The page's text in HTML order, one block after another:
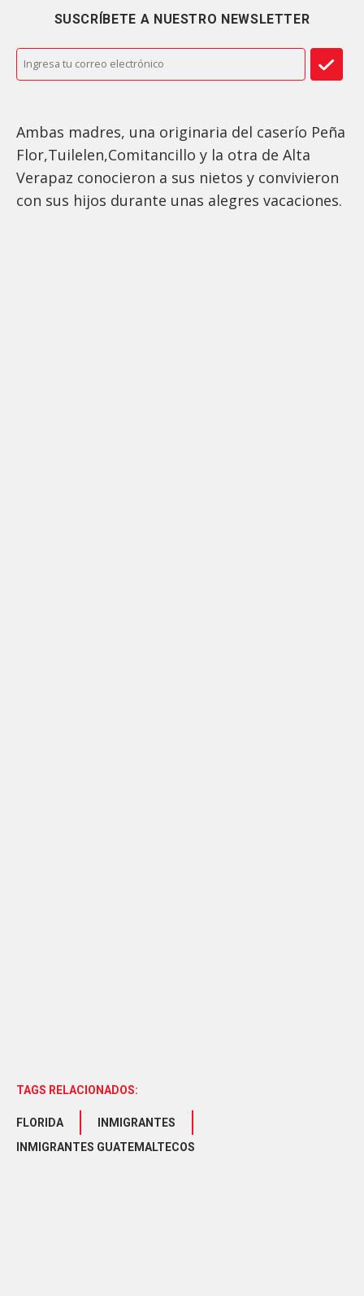
SUSCRÍBETE A NUESTRO NEWSLETTER
Ambas madres, una originaria del caserío Peña
Flor,Tuilelen,Comitancillo y la otra de Alta
Verapaz conocieron a sus nietos y convivieron
con sus hijos durante unas alegres vacaciones.
TAGS RELACIONADOS:
FLORIDA
INMIGRANTES
INMIGRANTES GUATEMALTECOS